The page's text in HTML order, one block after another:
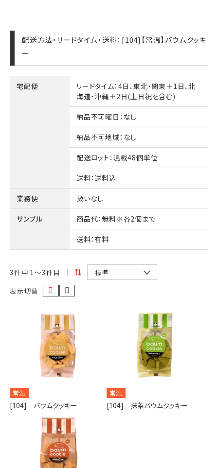
配送方法・リードタイム・送料：[104]【常温】バウムクッキ
ー
宅配便 リードタイム：4日、東北・関東＋1日、北
海道・沖縄＋2日(土日祝を含む)
納品不可曜日 ：なし
納品不可地域：なし
配送ロット ：混載48個単位
送料：送料込
業務便 扱いなし
サンプル 商品代：無料※各2個まで
送料：有料
3件中 1〜3件目
表示切替
常温
[104] バウムクッキー
常温
[104] 抹茶バウムクッキー